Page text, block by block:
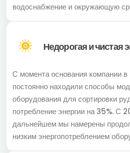
водоснабжение и окружающую
Недорогая и чистая
С момента основания компании
постоянно находили способы
оборудования для сортировки
потребление энергии на 35%. С
дальнейшем мы намерены
низким энергопотреблением